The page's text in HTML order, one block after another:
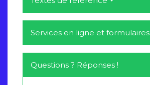
Services en ligne et formulaires
Questions ? Réponses !